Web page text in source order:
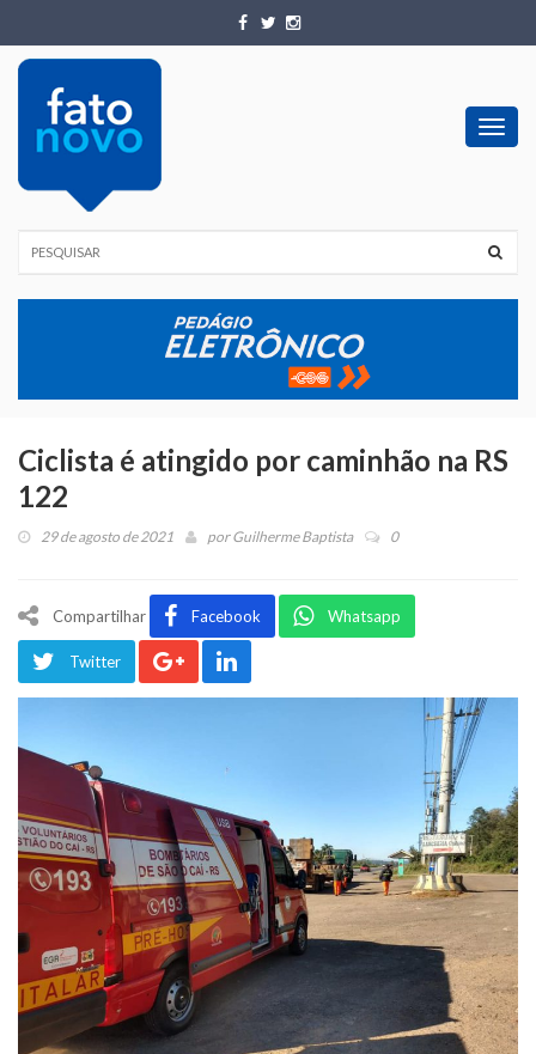
Ciclista é atingido por caminhão na RS
122
29 de agosto de 2021 porGuilherme Baptista 0
Compartilhar Facebook Whatsapp
Twitter